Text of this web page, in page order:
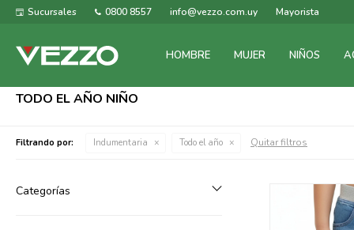
HOMBRE MUJER NIÑOS
Sucursales 0800 8557 info@vezzo.com.uy Mayorista
TODO EL AÑO NIÑO
Filtrando por: Indumentaria Todo el año Quitar filtros
Categorías